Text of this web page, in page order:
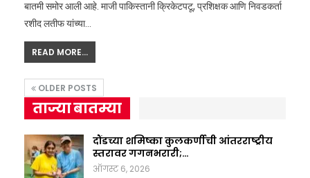
बातमी समोर आली आहे. माजी पाकिस्तानी क्रिकेटपटू, प्रशिक्षक आणि निवडकर्ता
रशीद लतीफ यांच्या…
READ MORE...
OLDER POSTS
ताज्या बातम्या
दौंडच्या शमिष्का कुलकर्णीची आंतरराष्ट्रीय
स्तरावर गगनभरारी;…
ऑगस्ट 6, 2026